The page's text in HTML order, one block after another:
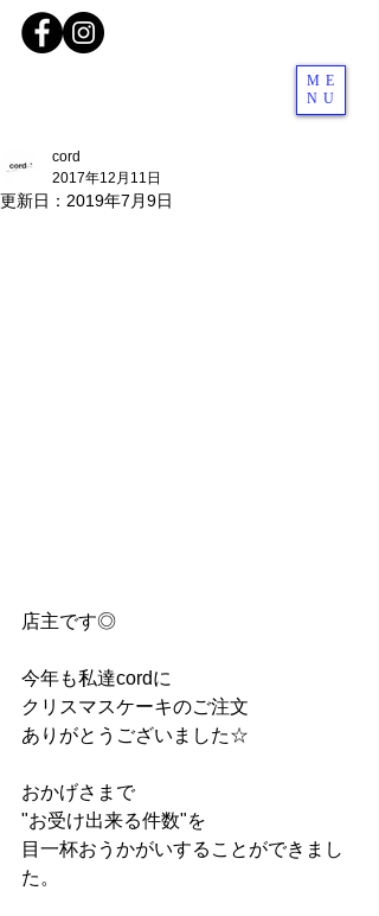
ME
NU
cord
2017年12月11日
更新日： 2019年7月9日
店主です◎
今年も私達cordに
クリスマスケーキのご注文
ありがとうございました☆
おかげさまで
"お受け出来る件数"を
目一杯おうかがいすることができまし
た。